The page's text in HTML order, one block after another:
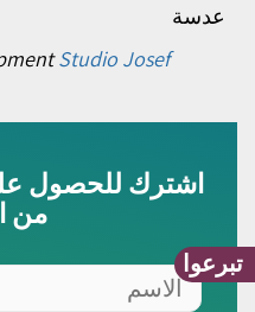
تبرعوا
عدسة
Studio Josef
اشترك للحصول
من